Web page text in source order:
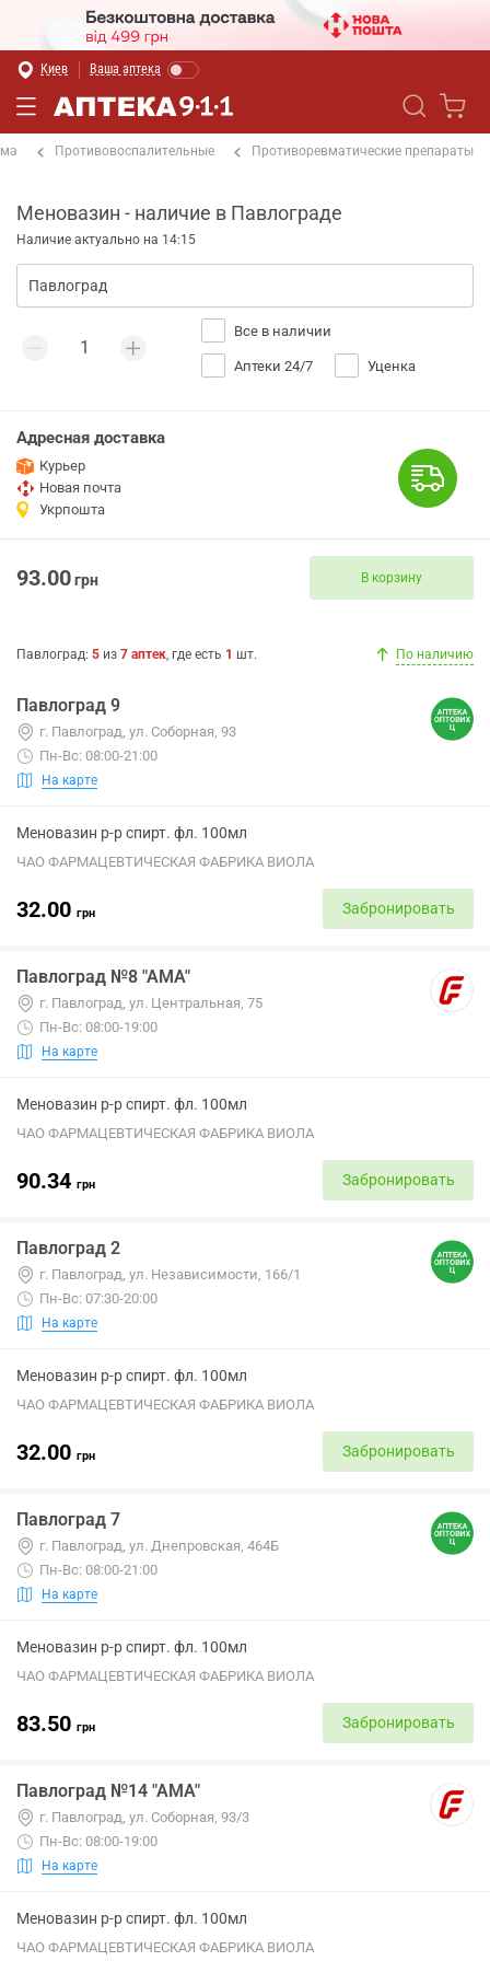
Киев Ваша аптека
Противовоспалительные Противоревматические препараты
Меновазин - наличие в Павлограде
Наличие актуально на 14:15
Все в наличии
Аптеки 24/7 Уценка
Адресная доставка
Курьер
Новая почта
Укрпошта
93.00грн В корзину
Павлоград: 5 из 7 аптек, где есть 1 шт. По наличию
Павлоград 9
г. Павлоград, ул. Соборная, 93
Пн-Вс: 08:00-21:00
На карте
Меновазин р-р спирт. фл. 100мл
ЧАО ФАРМАЦЕВТИЧЕСКАЯ ФАБРИКА ВИОЛА
32.00 грн Забронировать
Павлоград №8 "АМА"
г. Павлоград, ул. Центральная, 75
Пн-Вс: 08:00-19:00
На карте
Меновазин р-р спирт. фл. 100мл
ЧАО ФАРМАЦЕВТИЧЕСКАЯ ФАБРИКА ВИОЛА
90.34 грн Забронировать
Павлоград 2
г. Павлоград, ул. Независимости, 166/1
Пн-Вс: 07:30-20:00
На карте
Меновазин р-р спирт. фл. 100мл
ЧАО ФАРМАЦЕВТИЧЕСКАЯ ФАБРИКА ВИОЛА
32.00 грн Забронировать
Павлоград 7
г. Павлоград, ул. Днепровская, 464Б
Пн-Вс: 08:00-21:00
На карте
Меновазин р-р спирт. фл. 100мл
ЧАО ФАРМАЦЕВТИЧЕСКАЯ ФАБРИКА ВИОЛА
83.50 грн Забронировать
Павлоград №14 "АМА"
г. Павлоград, ул. Соборная, 93/3
Пн-Вс: 08:00-19:00
На карте
Меновазин р-р спирт. фл. 100мл
ЧАО ФАРМАЦЕВТИЧЕСКАЯ ФАБРИКА ВИОЛА